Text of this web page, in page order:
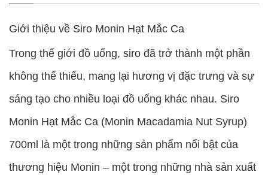
Giới thiệu về Siro Monin Hạt Mắc Ca
Trong thế giới đồ uống, siro đã trở thành một phần
không thể thiếu, mang lại hương vị đặc trưng và sự
sáng tạo cho nhiều loại đồ uống khác nhau. Siro
Monin Hạt Mắc Ca (Monin Macadamia Nut Syrup)
700ml là một trong những sản phẩm nổi bật của
thương hiệu Monin – một trong những nhà sản xuất